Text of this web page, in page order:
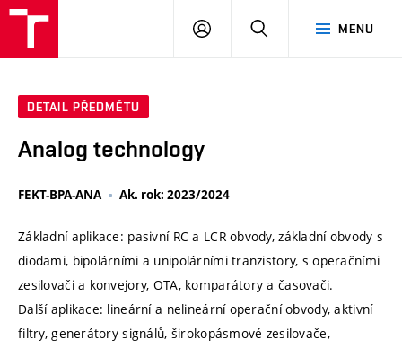
MENU
PŘIHLÁSIT
DETAIL PŘEDMĚTU
Analog technology
FEKT-BPA-ANA Ak. rok: 2023/2024
Základní aplikace: pasivní RC a LCR obvody, základní obvody s
diodami, bipolárními a unipolárními tranzistory, s operačními
zesilovači a konvejory, OTA, komparátory a časovači.
Další aplikace: lineární a nelineární operační obvody, aktivní
filtry, generátory signálů, širokopásmové zesilovače,